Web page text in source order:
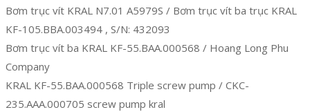
Bơm trục vít KRAL N7.01 A5979S / Bơm trục vít ba trục KRAL
KF-105.BBA.003494 , S/N: 432093
Bơm trục vít ba KRAL KF-55.BAA.000568 / Hoang Long Phu
Company
KRAL KF-55.BAA.000568 Triple screw pump / CKC-
235.AAA.000705 screw pump kral